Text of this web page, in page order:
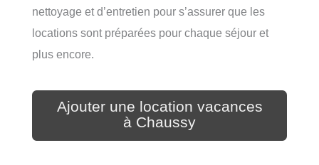
nettoyage et d’entretien pour s’assurer que les
locations sont préparées pour chaque séjour et
plus encore.
Ajouter une location vacances
à Chaussy